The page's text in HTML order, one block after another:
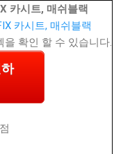
카시트, 매쉬블랙
확인 할 수 있습니다.